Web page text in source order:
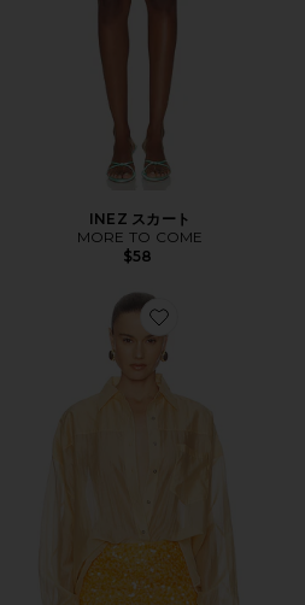
INEZ スカート
MORE TO COME
$58
Favorite LIORA トップ